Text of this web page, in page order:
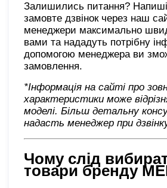
Залишились питання?
замовте дзвінок через наш
менеджери максимально
вами та нададуть потрібну
допомогою менеджера ви
замовлення.
*Інформація на сайті про
характеристики може
моделі. Більш детальну
надасть менеджер при
Чому слід
товари бренду